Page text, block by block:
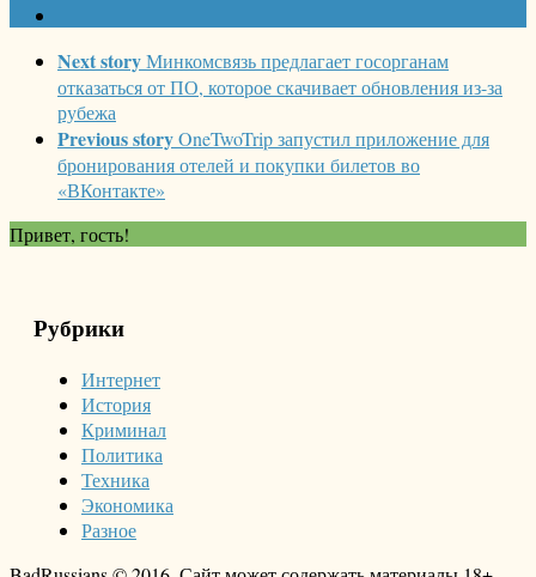
Next storyМинкомсвязь предлагает госорганам
отказаться от ПО, которое скачивает обновления из-за
рубежа
Previous storyOneTwoTrip запустил приложение для
бронирования отелей и покупки билетов во
«ВКонтакте»
Привет, гость!
Рубрики
Интернет
История
Криминал
Политика
Техника
Экономика
Разное